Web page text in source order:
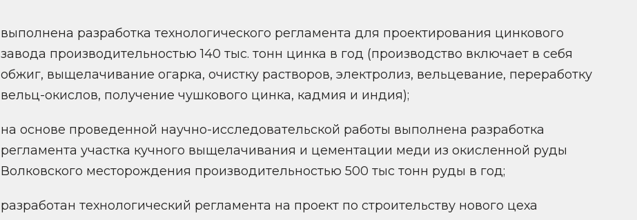
выполнена разработка технологического регламента для проектирования цинкового
завода производительностью 140 тыс. тонн цинка в год (производство включает в себя
обжиг, выщелачивание огарка, очистку растворов, электролиз, вельцевание, переработку
вельц-окислов, получение чушкового цинка, кадмия и индия);
на основе проведенной научно-исследовательской работы выполнена разработка
регламента участка кучного выщелачивания и цементации меди из окисленной руды
Волковского месторождения производительностью 500 тыс тонн руды в год;
разработан технологический регламента на проект по строительству нового цеха